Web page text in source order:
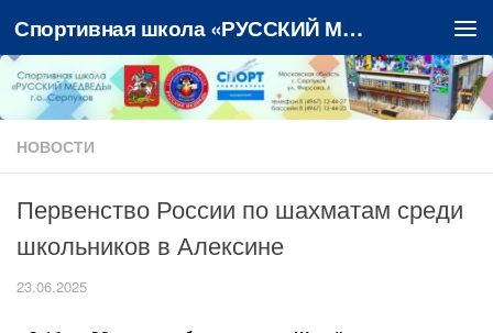
Перейти к содержимому Спортивная школа «РУССКИЙ МЕДВЕДЬ»
НОВОСТИ
Первенство России по шахматам среди
школьников в Алексине
23.06.2025